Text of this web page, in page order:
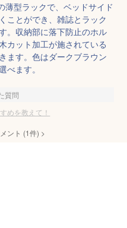
薄型ラックで、ベッドサイド
ことができ、雑誌とラック
。収納部に落下防止のホル
カット加工が施されている
ます。色はダークブラウン
べます。
質問
めを教えて！
ント (1件) >